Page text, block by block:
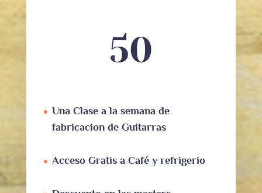
50
Una Clase a la semana de
fabricacion de Guitarras
Acceso Gratis a Café y refrigerio